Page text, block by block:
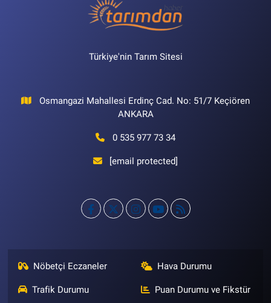
Türkiye'nin Tarım Sitesi
Osmangazi Mahallesi Erdinç Cad. No: 51/7 Keçiören
ANKARA
0 535 977 73 34
[email protected]
Nöbetçi Eczaneler Hava Durumu
Trafik Durumu Puan Durumu ve Fikstür